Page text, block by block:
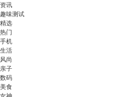
资讯
趣味测试
精选
热门
手机
生活
风尚
亲子
数码
美食